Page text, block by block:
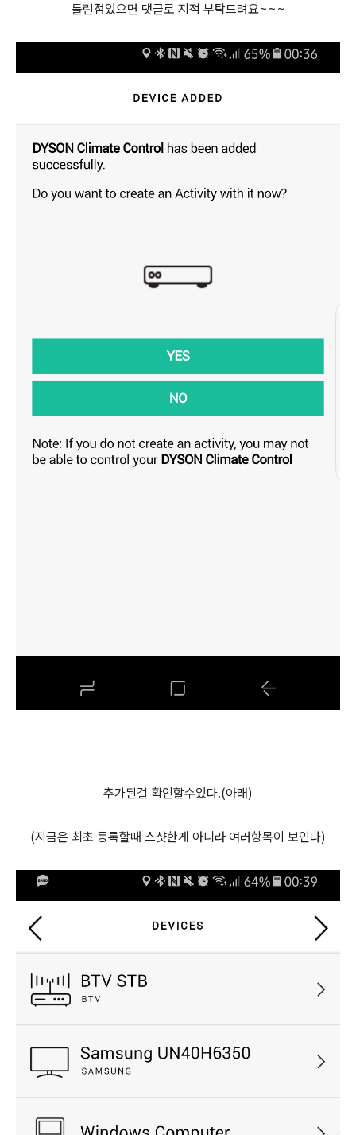
틀린점있으면 댓글로 지적 부탁드려요~~~
추가된걸 확인할수있다.(아래)
(지금은 최초 등록할때 스샷한게 아니라 여러항목이 보인다)